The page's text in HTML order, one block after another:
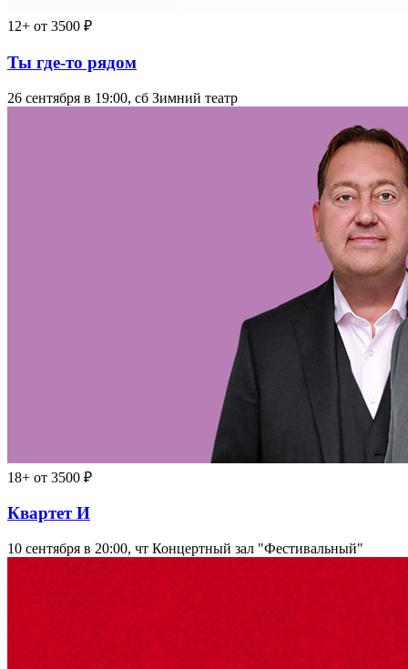
12+ от 3500 ₽
Ты где-то рядом
26 сентября в 19:00, сб Зимний театр
18+ от 3500 ₽
Квартет И
10 сентября в 20:00, чт Концертный зал "Фестивальный"